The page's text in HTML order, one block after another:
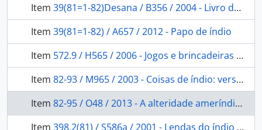
Item 39(81=1-82)Desana / B356 / 2004 - Livro dos antigos Desana - Guahari Diputiro Porã
Item 39(81=1-82) / A657 / 2012 - Papo de índio
Item 572.9 / H565 / 2006 - Jogos e brincadeiras do povo Kalapalo
Item 82-93 / M965 / 2003 - Coisas de índio: versão infantil.
Item 82-95 / O48 / 2013 - A alteridade ameríndia na ficção contemporânea das Américas: Brasil, Argentina, Quebec.
Item 398.2(81) / S586a / 2001 - Lendas do índio brasileiro